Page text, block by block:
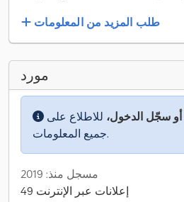
طلب المزيد من المعلومات
مورد
سجّل الدخول، للاطلاع على
جميع المعلومات.
مسجل منذ: 2019
49 إعلانات عبر الإنترنت